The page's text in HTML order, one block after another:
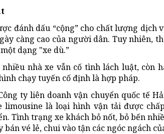
đánh dấu “cộng” cho chất lượng dịch
càng cao của người dân. Tuy nhiên,
dạng "xe dù.”
nhà xe vẫn cố tình lách luật, còn
chạy tuyến cố định là hợp pháp.
ty liên doanh vận chuyển quốc tế
limousine là loại hình vận tải được
Tình trạng xe khách bỏ nốt, bỏ bến
vé lẻ, chui vào tận các ngóc ngách